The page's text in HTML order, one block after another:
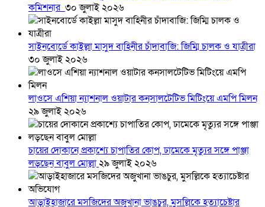
কমিশনার ৩০ জুলাই ২০২৬
সাইনবোর্ডে কাইল্লা মাসুদ বাহিনীর চাঁদাবাজি: জিম্মি চালক ও যাত্রীরা
৩০ জুলাই ২০২৬
লাওসে এশিয়া ন্যাশনাল ওয়াটার কনসালটেটিভ মিটিংয়ে এমপি মিলন
২৯ জুলাই ২০২৬
চায়ের দোকানে প্রকাশ্যে চাপাতির কোপ, ঢামেকে মৃত্যুর সঙ্গে পাঞ্জা
লড়ছেন বাবুল মোল্লা২৯ জুলাই ২০২৬
আড়াইহাজারে মস‌জি‌দের অজুখানা ভাঙচুর, মুসল্লিকে হত্যাচেষ্টার